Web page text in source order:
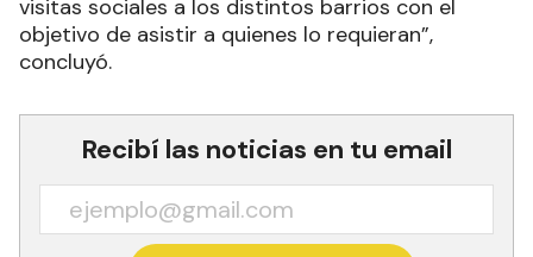
visitas sociales a los distintos barrios con el
objetivo de asistir a quienes lo requieran”,
concluyó.
Recibí las noticias en tu email